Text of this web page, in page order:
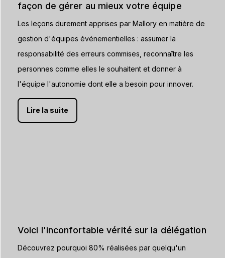
façon de gérer au mieux votre équipe
Les leçons durement apprises par Mallory en matière de
gestion d'équipes événementielles : assumer la
responsabilité des erreurs commises, reconnaître les
personnes comme elles le souhaitent et donner à
l'équipe l'autonomie dont elle a besoin pour innover.
Lire la suite
Voici l'inconfortable vérité sur la délégation
Découvrez pourquoi 80% réalisées par quelqu'un